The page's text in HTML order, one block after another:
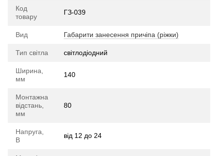
Код
товару
ГЗ-039
Вид Габарити занесення причіпа (ріжки)
Тип світла cвітлодіодний
Ширина,
мм
140
Монтажна
відстань,
мм
80
Напруга,
В
від 12 до 24